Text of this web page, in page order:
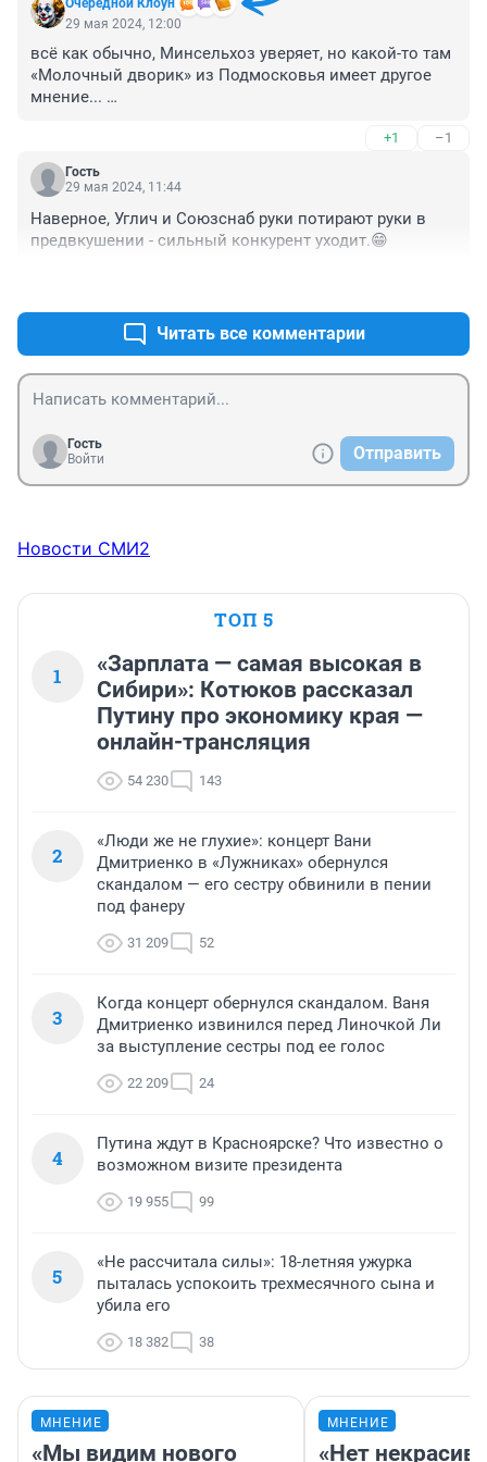
Очередной Клоун
29 мая 2024, 12:00
всё как обычно, Минсельхоз уверяет, но какой-то там
«Молочный дворик» из Подмосковья имеет другое
мнение...
импортное... оёёй... недоразвитые мы папуасы...
оёёй... все страны всего мира делают всё сами, но
только руки растут...
+1 –1
Гость
29 мая 2024, 11:44
Наверное, Углич и Союзснаб руки потирают руки в
предвкушении - сильный конкурент уходит.😁
Читать все комментарии
Гость
Войти
Отправить
Новости СМИ2
ТОП 5
1
«Зарплата — самая высокая в
Сибири»: Котюков рассказал
Путину про экономику края —
онлайн-трансляция
54 230 143
2
«Люди же не глухие»: концерт Вани
Дмитриенко в «Лужниках» обернулся
скандалом — его сестру обвинили в пении
под фанеру
31 209 52
3
Когда концерт обернулся скандалом. Ваня
Дмитриенко извинился перед Линочкой Ли
за выступление сестры под ее голос
22 209 24
4
Путина ждут в Красноярске? Что известно о
возможном визите президента
19 955 99
5
«Не рассчитала силы»: 18-летняя ужурка
пыталась успокоить трехмесячного сына и
убила его
18 382 38
МНЕНИЕ
«Мы видим нового
МНЕНИЕ
«Нет